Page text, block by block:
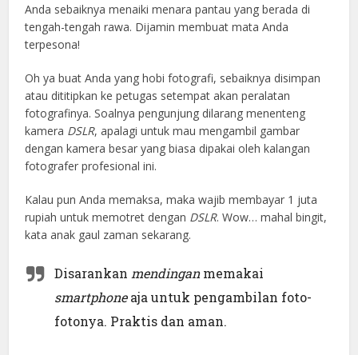
Anda sebaiknya menaiki menara pantau yang berada di
tengah-tengah rawa. Dijamin membuat mata Anda
terpesona!
Oh ya buat Anda yang hobi fotografi, sebaiknya disimpan
atau dititipkan ke petugas setempat akan peralatan
fotografinya. Soalnya pengunjung dilarang menenteng
kamera DSLR, apalagi untuk mau mengambil gambar
dengan kamera besar yang biasa dipakai oleh kalangan
fotografer profesional ini.
Kalau pun Anda memaksa, maka wajib membayar 1 juta
rupiah untuk memotret dengan DSLR. Wow… mahal bingit,
kata anak gaul zaman sekarang.
Disarankan mendinganmemakai
smartphoneaja untuk pengambilan foto-
fotonya. Praktis dan aman.